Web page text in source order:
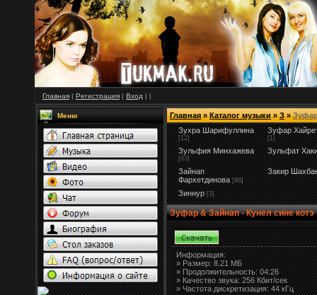
Главная | Регистрация | Вход | |
Меню Главная»Каталог музыки»З»
Зухра Шарифуллина
[12]
Зуфар
[1]
Зульфия Минхажева
[63]
Зульфат
Зайнап
Фархетдинова [98]
Закир
Зиннур [3]
Зуфар & Зайнап - Кунел сине котэ
Информация:
»Размер:8.21 МБ
» Продолжительность: 04:26
» Качество звука: 256 Кбит/сек
» Частота дискретизация: 44 кГц